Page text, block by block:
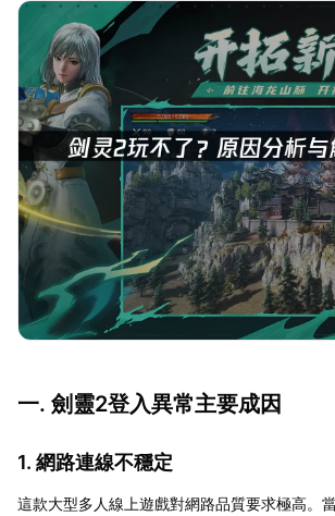
一. 劍靈2登入異常主要成因
1. 網路連線不穩定
這款大型多人線上遊戲對網路品質要求極高。